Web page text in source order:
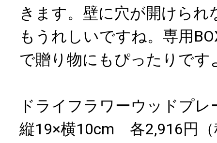
きます。壁に穴が開けられ
もうれしいですね。専用
で贈り物にもぴったりです
ドライフラワーウッドプ
縦19×横10cm 各2,916円（